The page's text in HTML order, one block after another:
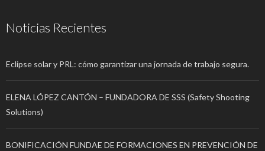
Noticias Recientes
Eclipse solar y PRL: cómo garantizar una jornada de trabajo segura.
ELENA LÓPEZ CANTÓN – FUNDADORA DE SSS (Safety Shooting
Solutions)
BONIFICACIÓN FUNDAE DE FORMACIONES EN PREVENCIÓN DE